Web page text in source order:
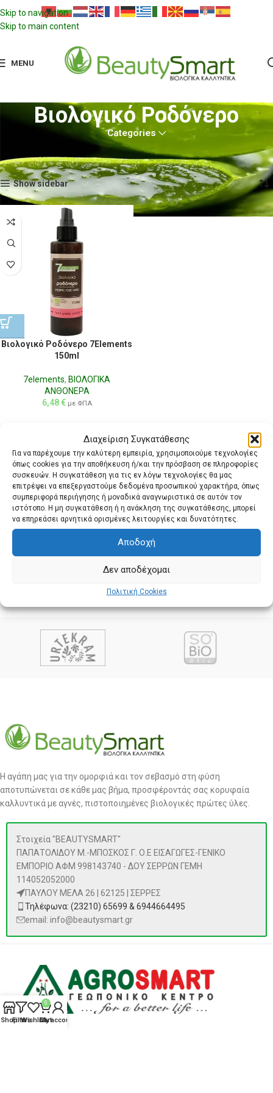
Διαχείριση Συγκατάθεσης
Για να παρέχουμε την καλύτερη εμπειρία, χρησιμοποιούμε τεχνολογίες
όπως cookies για την αποθήκευση ή/και την πρόσβαση σε πληροφορίες
συσκευών. Η συγκατάθεση για τις εν λόγω τεχνολογίες θα μας
επιτρέψει να επεξεργαστούμε δεδομένα προσωπικού χαρακτήρα, όπως
συμπεριφορά περιήγησης ή μοναδικά αναγνωριστικά σε αυτόν τον
ιστότοπο. Η μη συγκατάθεση ή η ανάκληση της συγκατάθεσης, μπορεί
να επηρεάσει αρνητικά ορισμένες λειτουργίες και δυνατότητες.
Αποδοχή
Δεν αποδέχομαι
Πολιτική Cookies
Skip to navigation
Skip to main content
MENU
Βιολογικό Ροδόνερο
Categories
Προϊόντα με ετικέτα “Βιολογικό Ροδόνερο”
Εμφάνιση του μοναδικού αποτελέσματος
Show sidebar
Βιολογικό Ροδόνερο 7Elements
150ml
7elements, ΒΙΟΛΟΓΙΚΑ
ΑΝΘΟΝΕΡΑ
6,48€ με ΦΠΑ
Η αγάπη μας για την ομορφιά και τον σεβασμό στη φύση
αποτυπώνεται σε κάθε μας βήμα, προσφέροντάς σας κορυφαία
καλλυντικά με αγνές, πιστοποιημένες βιολογικές πρώτες ύλες.
Στοιχεία "BEAUTYSMART"
ΠΑΠΑΤΟΛΙΔΟΥ Μ.-ΜΠΟΣΚΟΣ Γ. Ο.Ε ΕΙΣΑΓΩΓΕΣ-ΓΕΝΙΚΟ
ΕΜΠΟΡΙΟ ΑΦΜ 998143740 - ΔΟΥ ΣΕΡΡΩΝ ΓΕΜΗ
114052052000
ΠΑΥΛΟΥ ΜΕΛΑ 26 | 62125 | ΣΕΡΡΕΣ
Τηλέφωνα: (23210) 65699 & 6944664495
email: info@beautysmart.gr
ShopFiltersWishlist
0
Cart
My account